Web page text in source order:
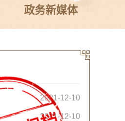
政务新媒体
2021-12-10
2021-12-10